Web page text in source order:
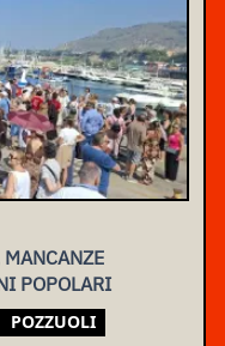
POPOLARI
POZZUOLI